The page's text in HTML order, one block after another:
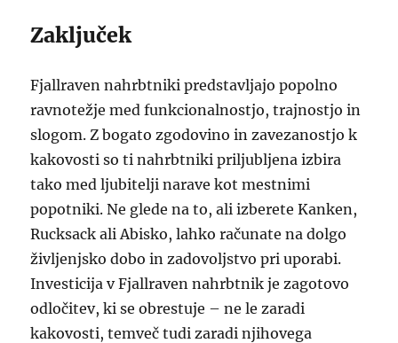
Zaključek
Fjallraven nahrbtniki predstavljajo popolno
ravnotežje med funkcionalnostjo, trajnostjo in
slogom. Z bogato zgodovino in zavezanostjo k
kakovosti so ti nahrbtniki priljubljena izbira
tako med ljubitelji narave kot mestnimi
popotniki. Ne glede na to, ali izberete Kanken,
Rucksack ali Abisko, lahko računate na dolgo
življenjsko dobo in zadovoljstvo pri uporabi.
Investicija v Fjallraven nahrbtnik je zagotovo
odločitev, ki se obrestuje – ne le zaradi
kakovosti, temveč tudi zaradi njihovega